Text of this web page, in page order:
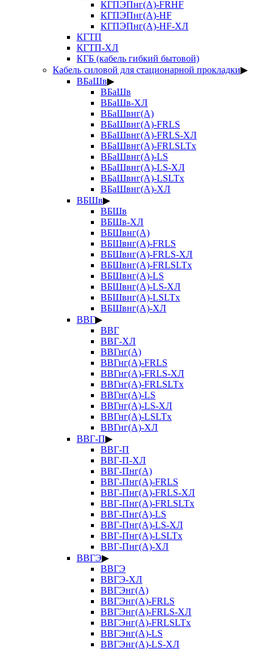
КГПЭПнг(А)-FRHF
КГПЭПнг(А)-HF
КГПЭПнг(А)-HF-ХЛ
КГТП
КГТП-ХЛ
КГБ (кабель гибкий бытовой)
Кабель силовой для стационарной прокладки▶
ВБаШв▶
ВБаШв
ВБаШв-ХЛ
ВБаШвнг(А)
ВБаШвнг(А)-FRLS
ВБаШвнг(А)-FRLS-ХЛ
ВБаШвнг(А)-FRLSLTx
ВБаШвнг(А)-LS
ВБаШвнг(А)-LS-ХЛ
ВБаШвнг(А)-LSLTx
ВБаШвнг(А)-ХЛ
ВБШв▶
ВБШв
ВБШв-ХЛ
ВБШвнг(А)
ВБШвнг(А)-FRLS
ВБШвнг(А)-FRLS-ХЛ
ВБШвнг(А)-FRLSLTx
ВБШвнг(А)-LS
ВБШвнг(А)-LS-ХЛ
ВБШвнг(А)-LSLTx
ВБШвнг(А)-ХЛ
ВВГ▶
ВВГ
ВВГ-ХЛ
ВВГнг(А)
ВВГнг(А)-FRLS
ВВГнг(А)-FRLS-ХЛ
ВВГнг(А)-FRLSLTx
ВВГнг(А)-LS
ВВГнг(А)-LS-ХЛ
ВВГнг(А)-LSLTx
ВВГнг(А)-ХЛ
ВВГ-П▶
ВВГ-П
ВВГ-П-ХЛ
ВВГ-Пнг(А)
ВВГ-Пнг(А)-FRLS
ВВГ-Пнг(А)-FRLS-ХЛ
ВВГ-Пнг(А)-FRLSLTx
ВВГ-Пнг(А)-LS
ВВГ-Пнг(А)-LS-ХЛ
ВВГ-Пнг(А)-LSLTx
ВВГ-Пнг(А)-ХЛ
ВВГЭ▶
ВВГЭ
ВВГЭ-ХЛ
ВВГЭнг(А)
ВВГЭнг(А)-FRLS
ВВГЭнг(А)-FRLS-ХЛ
ВВГЭнг(А)-FRLSLTx
ВВГЭнг(А)-LS
ВВГЭнг(А)-LS-ХЛ